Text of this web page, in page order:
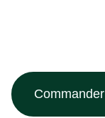
Commander